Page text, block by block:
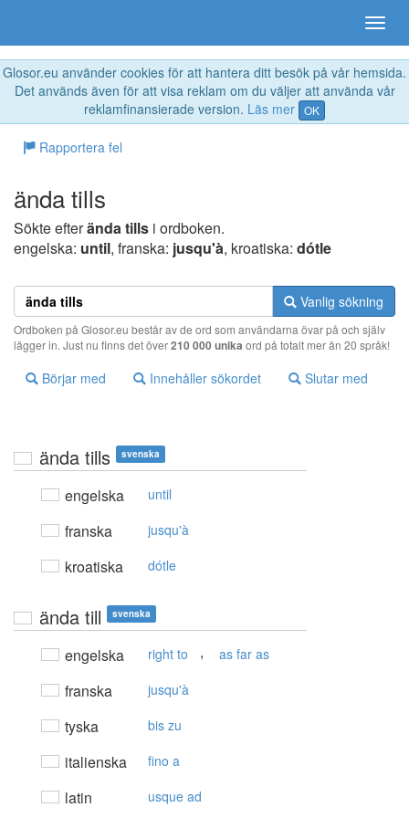
Glosor.eu använder cookies för att hantera ditt besök på vår hemsida.
Det används även för att visa reklam om du väljer att använda vår
reklamfinansierade version. Läs mer OK
Rapportera fel
ända tills
Sökte efterända tills i ordboken.
engelska: until, franska: jusqu'à, kroatiska: dótle
Vanlig sökning
Ordboken på Glosor.eu består av de ord som användarna övar på och själv
lägger in. Just nu finns det över210 000 unika ord på totalt mer än 20 språk!
Börjar med Innehåller sökordet Slutar med
ända tills svenska
engelska until
franska jusqu'à
kroatiska dótle
ända till svenska
engelska right to , as far as
franska jusqu'à
tyska bis zu
italienska fino a
latin usque ad